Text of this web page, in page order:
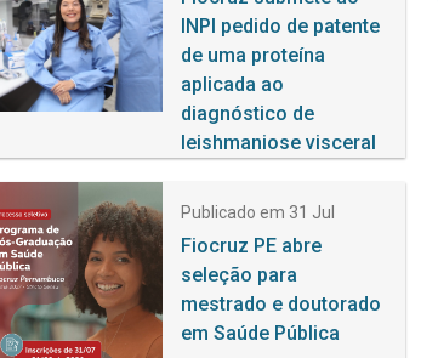
INPI pedido de patente
de uma proteína
aplicada ao
diagnóstico de
leishmaniose visceral
Publicado em 31 Jul
Fiocruz PE abre
seleção para
mestrado e doutorado
em Saúde Pública